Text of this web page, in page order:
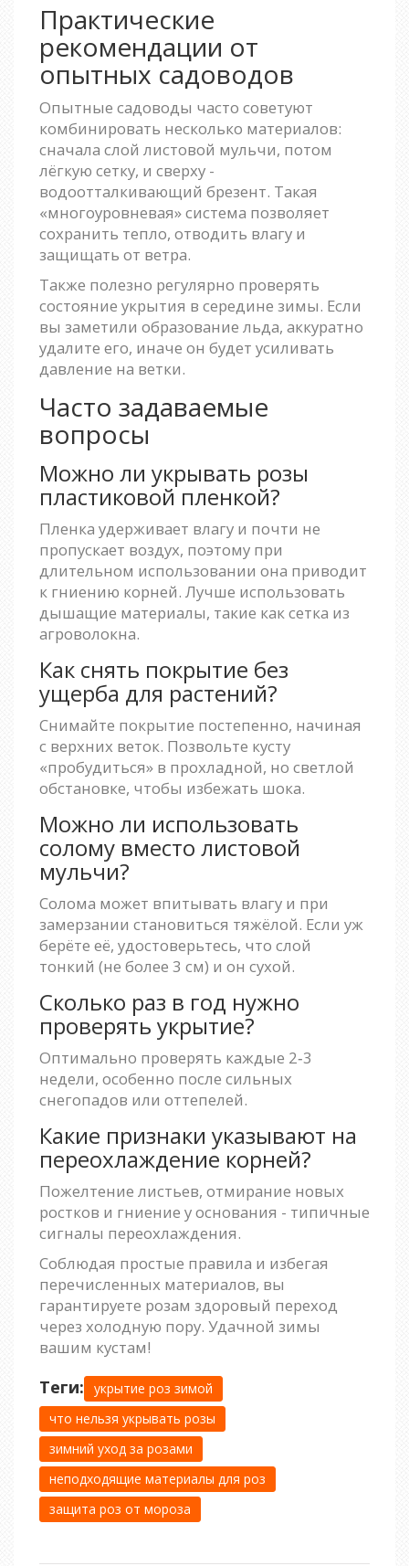
Практические
рекомендации от
опытных садоводов
Опытные садоводы часто советуют
комбинировать несколько материалов:
сначала слой листовой мульчи, потом
лёгкую сетку, и сверху -
водоотталкивающий брезент. Такая
«многоуровневая» система позволяет
сохранить тепло, отводить влагу и
защищать от ветра.
Также полезно регулярно проверять
состояние укрытия в середине зимы. Если
вы заметили образование льда, аккуратно
удалите его, иначе он будет усиливать
давление на ветки.
Часто задаваемые
вопросы
Можно ли укрывать розы
пластиковой пленкой?
Пленка удерживает влагу и почти не
пропускает воздух, поэтому при
длительном использовании она приводит
к гниению корней. Лучше использовать
дышащие материалы, такие как сетка из
агроволокна.
Как снять покрытие без
ущерба для растений?
Снимайте покрытие постепенно, начиная
с верхних веток. Позвольте кусту
«пробудиться» в прохладной, но светлой
обстановке, чтобы избежать шока.
Можно ли использовать
солому вместо листовой
мульчи?
Солома может впитывать влагу и при
замерзании становиться тяжёлой. Если уж
берёте её, удостоверьтесь, что слой
тонкий (не более 3 см) и он сухой.
Сколько раз в год нужно
проверять укрытие?
Оптимально проверять каждые 2‑3
недели, особенно после сильных
снегопадов или оттепелей.
Какие признаки указывают на
переохлаждение корней?
Пожелтение листьев, отмирание новых
ростков и гниение у основания - типичные
сигналы переохлаждения.
Соблюдая простые правила и избегая
перечисленных материалов, вы
гарантируете розам здоровый переход
через холодную пору. Удачной зимы
вашим кустам!
Теги:
укрытие роз зимой
что нельзя укрывать розы
зимний уход за розами
неподходящие материалы для роз
защита роз от мороза